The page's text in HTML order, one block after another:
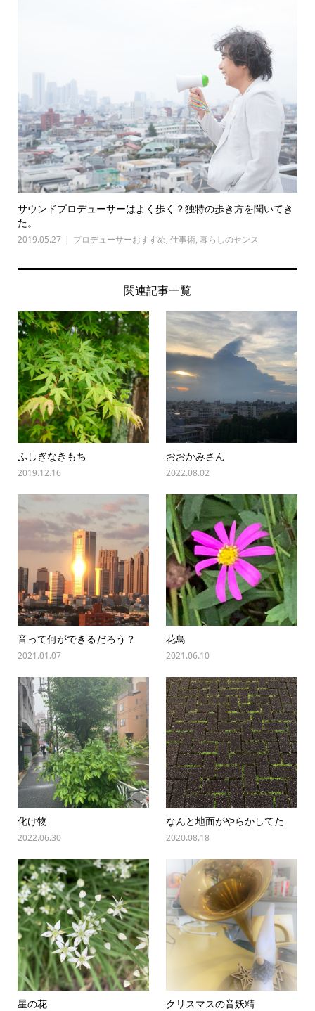
サウンドプロデューサーはよく歩く？独特の歩き方を聞いてき
た。
2019.05.27 プロデューサーおすすめ, 仕事術, 暮らしのセンス
関連記事一覧
ふしぎなきもち
2019.12.16
おおかみさん
2022.08.02
音って何ができるだろう？
2021.01.07
花鳥
2021.06.10
化け物
2022.06.30
なんと地面がやらかしてた
2020.08.18
星の花 クリスマスの音妖精